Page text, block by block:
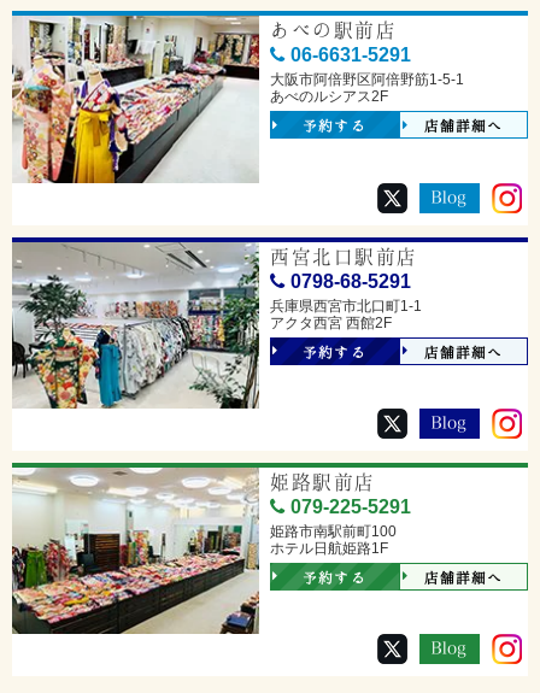
あべの駅前店
06-6631-5291
大阪市阿倍野区阿倍野筋1-5-1
あべのルシアス2F
予約する 店舗詳細へ
西宮北口駅前店
0798-68-5291
兵庫県西宮市北口町1-1
アクタ西宮 西館2F
予約する 店舗詳細へ
姫路駅前店
079-225-5291
姫路市南駅前町100
ホテル日航姫路1F
予約する 店舗詳細へ